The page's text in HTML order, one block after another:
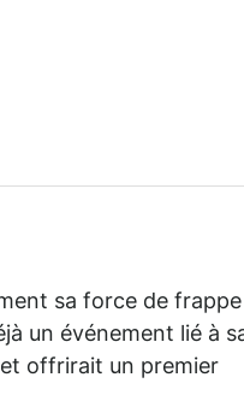
sa force de frappe
un événement lié à
offrirait un premier